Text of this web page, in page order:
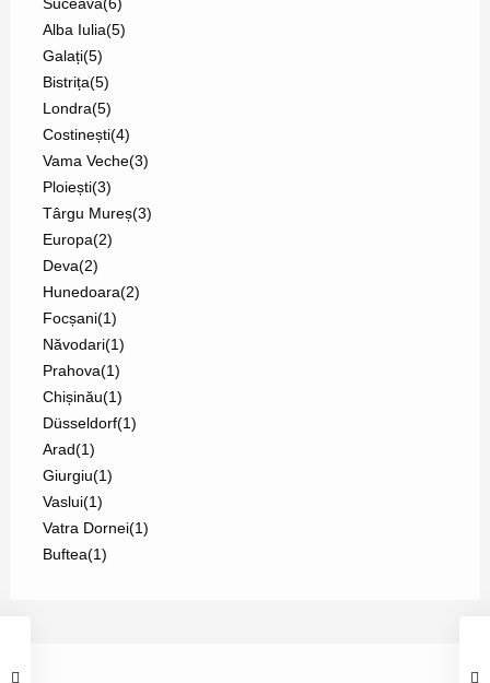
Suceava(6)
Alba Iulia(5)
Galați(5)
Bistrița(5)
Londra(5)
Costinești(4)
Vama Veche(3)
Ploiești(3)
Târgu Mureș(3)
Europa(2)
Deva(2)
Hunedoara(2)
Focșani(1)
Năvodari(1)
Prahova(1)
Chișinău(1)
Düsseldorf(1)
Arad(1)
Giurgiu(1)
Vaslui(1)
Vatra Dornei(1)
Buftea(1)